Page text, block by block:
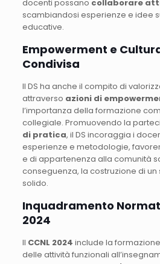
docenti possano collaborare
scambiandosi esperienze e idee
educative.
Empowerment e
Condivisa
Il DS ha anche il compito di
attraverso azioni di
l’importanza della formazione
collegiale. Promuovendo la
di pratica, il DS incoraggia i
esperienze e metodologie,
e di appartenenza alla comunità
conseguenza, la costruzione di
solido.
Inquadramento
2024
Il CCNL 2024 include la
delle attività funzionali